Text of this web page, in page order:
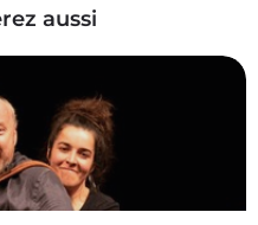
aussi